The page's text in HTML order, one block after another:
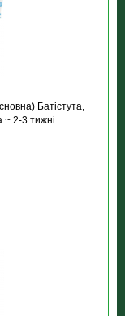
Батістута,
~ 2-3 тижні.